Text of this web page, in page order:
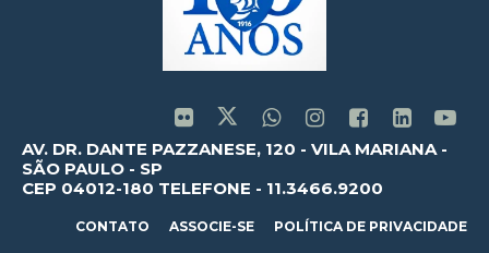
AV. DR. DANTE PAZZANESE, 120 - VILA MARIANA -
SÃO PAULO - SP
CEP 04012-180 TELEFONE - 11.3466.9200
CONTATO ASSOCIE-SE POLÍTICA DE PRIVACIDADE